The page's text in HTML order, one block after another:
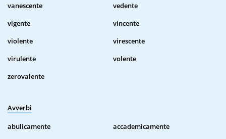
vanescente
vedente
vigente
vincente
violente
virescente
virulente
volente
zerovalente
Avverbi
abulicamente
accademicamente